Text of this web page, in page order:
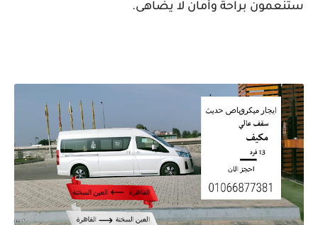
ستنعمون براحة وأمان لا يضاهى.